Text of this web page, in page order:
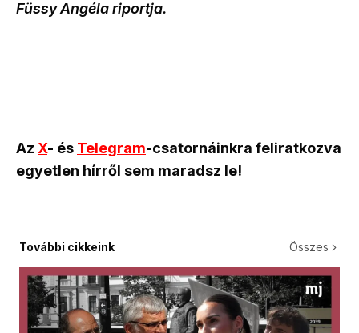
Füssy Angéla riportja.
Az X- és Telegram-csatornáinkra feliratkozva
egyetlen hírről sem maradsz le!
További cikkeink Összes